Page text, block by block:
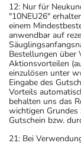
12: Nur für
"10NEU26"
einem
anwendbar auf
Bestellungen über
Aktionsvorteilen
einzulösen unter
Eingabe des
Vorteils
behalten uns das
wichtigen Grundes
Gutschein bzw.
21: Bei